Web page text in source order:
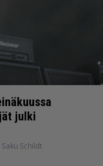
julki
Saku Schildt